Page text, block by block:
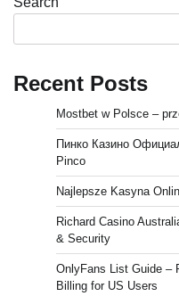
Recent Posts
Mostbet w Polsce –
Пинко Казино
Pinco
Najlepsze Kasyna
Richard Casino
& Security
OnlyFans List Guide –
Billing for US Users